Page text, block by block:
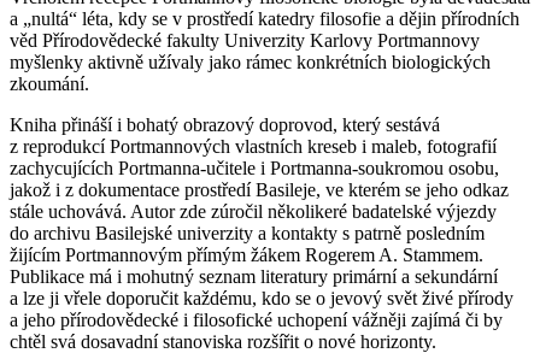
a „nultá“ léta, kdy se v prostředí katedry filosofie a dějin přírodních
věd Přírodovědecké fakulty Univerzity Karlovy Portmannovy
myšlenky aktivně užívaly jako rámec konkrétních biologických
zkoumání.
Kniha přináší i bohatý obrazový doprovod, který sestává
z reprodukcí Portmannových vlastních kreseb i maleb, fotografií
zachycujících Portmanna-učitele i Portmanna-soukromou osobu,
jakož i z dokumentace prostředí Basileje, ve kterém se jeho odkaz
stále uchovává. Autor zde zúročil několikeré badatelské výjezdy
do archivu Basilejské univerzity a kontakty s patrně posledním
žijícím Portmannovým přímým žákem Rogerem A. Stammem.
Publikace má i mohutný seznam literatury primární a sekundární
a lze ji vřele doporučit každému, kdo se o jevový svět živé přírody
a jeho přírodovědecké i filosofické uchopení vážněji zajímá či by
chtěl svá dosavadní stanoviska rozšířit o nové horizonty.